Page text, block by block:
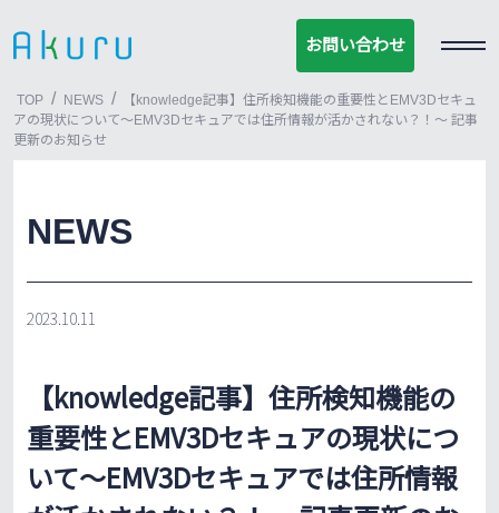
お問い合わせ
お問い合わせ
TOP / NEWS /
【knowledge記事】住所検知機能の重要性とEMV3Dセキュ
アの現状について〜EMV3Dセキュアでは住所情報が活かされない？！～ 記事
更新のお知らせ
NEWS
2023.10.11
【knowledge記事】住所検知機能の
重要性とEMV3Dセキュアの現状につ
いて〜EMV3Dセキュアでは住所情報